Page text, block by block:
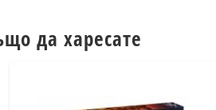
да харесате